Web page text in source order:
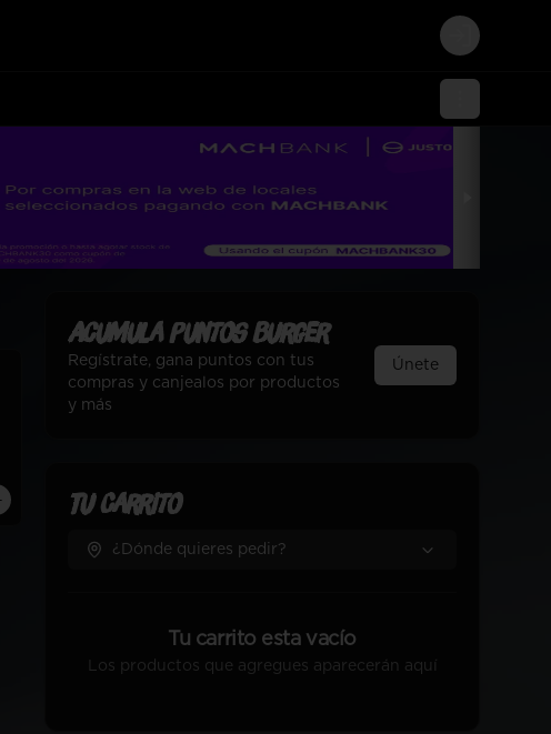
Login
Acumula Puntos Burger
Regístrate, gana puntos con tus
compras y canjealos por productos
y más
Únete
Tu Carrito
¿Dónde quieres pedir?
Tu carrito esta vacío
Los productos que agregues aparecerán aquí